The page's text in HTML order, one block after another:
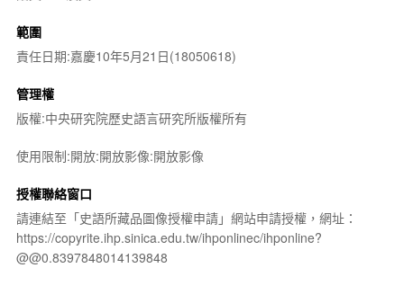
範圍
責任日期:嘉慶10年5月21日(18050618)
管理權
版權:中央研究院歷史語言研究所版權所有
使用限制:開放:開放影像:開放影像
授權聯絡窗口
請連結至「史語所藏品圖像授權申請」網站申請授權，網址：
https://copyrite.ihp.sinica.edu.tw/ihponlinec/ihponline?
@@0.8397848014139848